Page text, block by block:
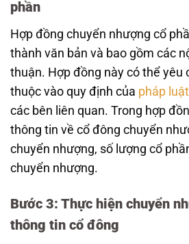
phần
Hợp đồng chuyển nhượng cổ
thành văn bản và bao gồm các
thuận. Hợp đồng này có thể yêu
thuộc vào quy định của pháp luật
các bên liên quan. Trong hợp
thông tin về cổ đông chuyển
chuyển nhượng, số lượng cổ
chuyển nhượng.
Bước 3: Thực hiện chuyển
thông tin cổ đông